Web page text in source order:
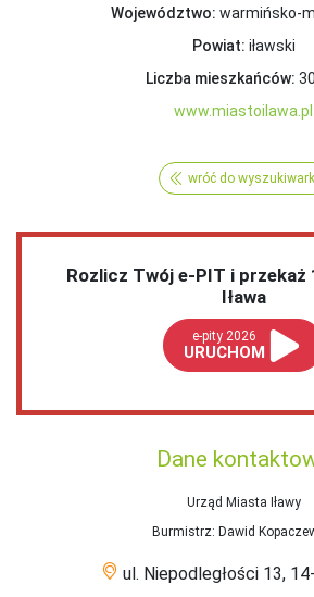
Województwo: warmińsko-
Powiat: iławski
Liczba mieszkańców:
www.miastoilawa.pl
wróć do
Rozlicz Twój e-PIT i przekaż
Iława
e-pity 2026
URUCHOM
Dane
Urząd Miasta Iławy
Burmistrz: Dawid
ul. Niepodległości 13,